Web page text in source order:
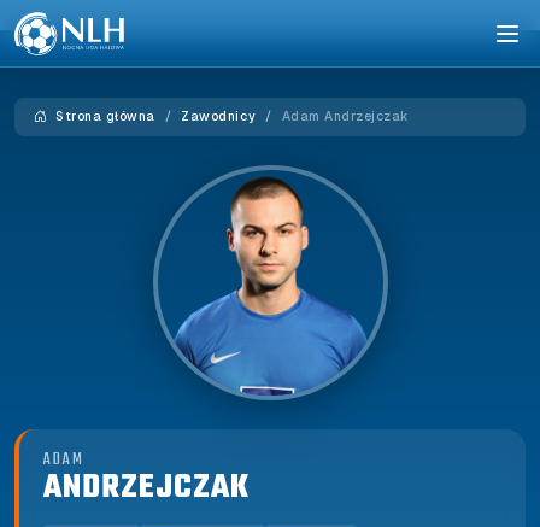
Strona główna Zawodnicy Adam Andrzejczak
ADAM
ANDRZEJCZAK